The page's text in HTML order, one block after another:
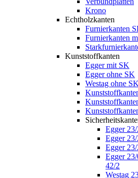
Krono
Echtholzkanten
Furnierkanten
Furnierkanten
Kunststoffkanten
Egger mit SK
Egger ohne SK
Westag ohne
Egger
Egger
Egger
Egger
42/2
Westag